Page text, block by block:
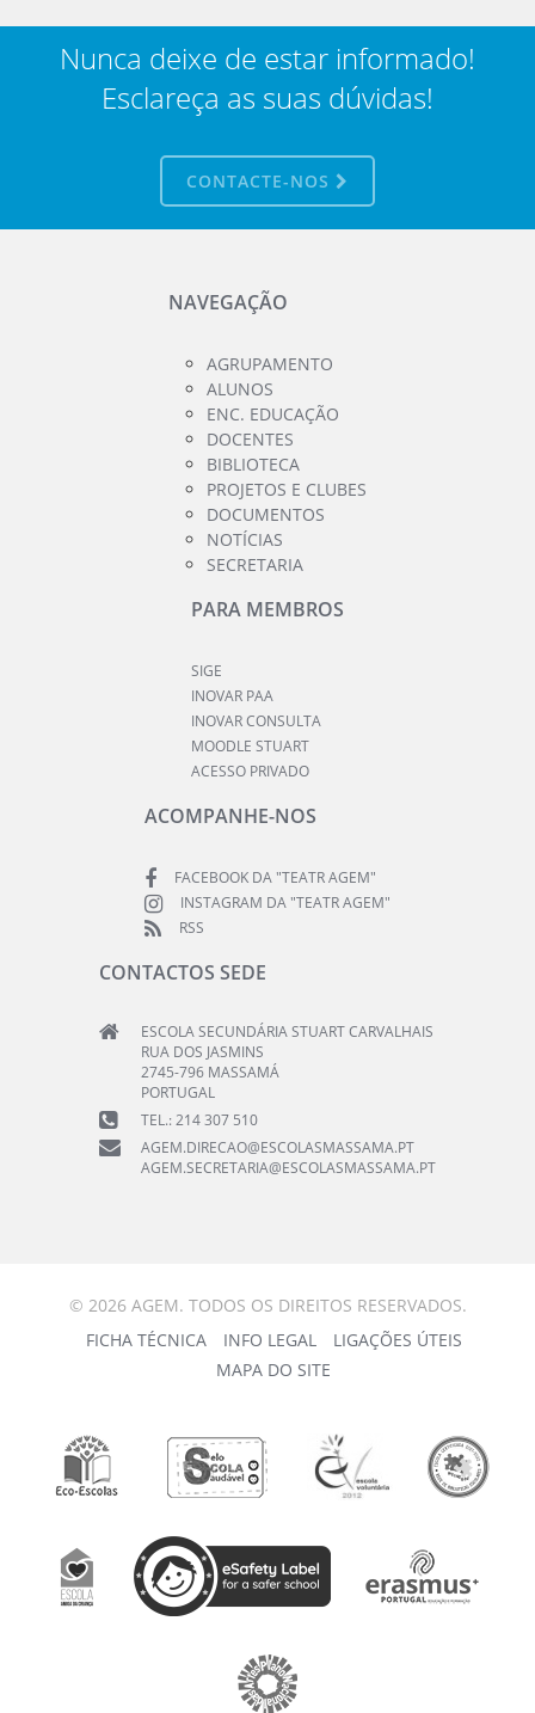
Nunca deixe de estar informado!
Esclareça as suas dúvidas!
CONTACTE-NOS
NAVEGAÇÃO
AGRUPAMENTO
ALUNOS
ENC. EDUCAÇÃO
DOCENTES
BIBLIOTECA
PROJETOS E CLUBES
DOCUMENTOS
NOTÍCIAS
SECRETARIA
PARA MEMBROS
SIGE
INOVAR PAA
INOVAR CONSULTA
MOODLE STUART
ACESSO PRIVADO
ACOMPANHE-NOS
FACEBOOK DA "TEATR AGEM"
INSTAGRAM DA "TEATR AGEM"
RSS
CONTACTOS SEDE
ESCOLA SECUNDÁRIA STUART CARVALHAIS
RUA DOS JASMINS
2745-796 MASSAMÁ
PORTUGAL
TEL.: 214 307 510
AGEM.DIRECAO@ESCOLASMASSAMA.PT
AGEM.SECRETARIA@ESCOLASMASSAMA.PT
© 2026 AGEM. TODOS OS DIREITOS RESERVADOS.
FICHA TÉCNICA
INFO LEGAL
LIGAÇÕES ÚTEIS
MAPA DO SITE